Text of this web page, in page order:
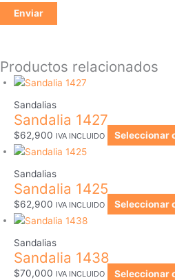
Productos relacionados
Sandalias
Sandalia 1427
$62,900 IVA INCLUIDO Seleccionar
Sandalias
Sandalia 1425
$62,900 IVA INCLUIDO Seleccionar
Sandalias
Sandalia 1438
$70,000 IVA INCLUIDO Seleccionar